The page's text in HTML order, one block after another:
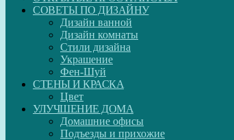
СОВЕТЫ ПО ДИЗАЙНУ
Дизайн ванной
Дизайн комнаты
Стили дизайна
Украшение
Фен-Шуй
СТЕНЫ И КРАСКА
Цвет
УЛУЧШЕНИЕ ДОМА
Домашние офисы
Подъезды и прихожие